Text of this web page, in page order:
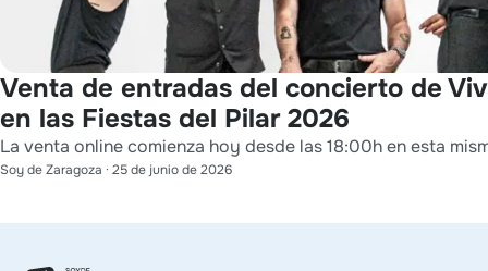
Venta de entradas del concierto de
en las Fiestas del Pilar 2026
La venta online comienza hoy desde las 18:00h en esta
Soy de Zaragoza · 25 de junio de 2026